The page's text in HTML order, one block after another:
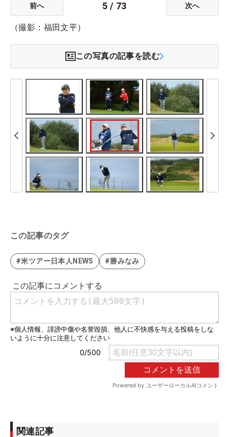
前へ 5 / 73 次へ
（撮影：福田文平）
この写真の記事を読む
この記事のタグ
#米ツアー日本人NEWS #勝みなみ
関連記事